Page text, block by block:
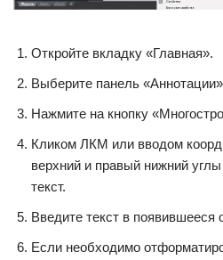
Откройте вкладку «Главная».
Выберите панель
Нажмите на кнопку
Кликом ЛКМ или вводом
верхний и правый нижний
текст.
Введите текст в появившееся
Если необходимо